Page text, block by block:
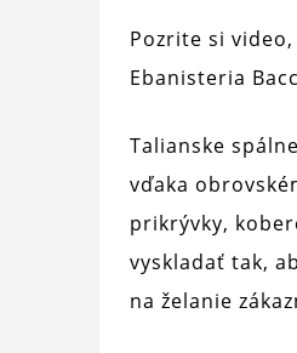
Pozrite si
Ebanisteria
Talianske
vďaka
prikrývky,
vyskladať tak,
na želanie